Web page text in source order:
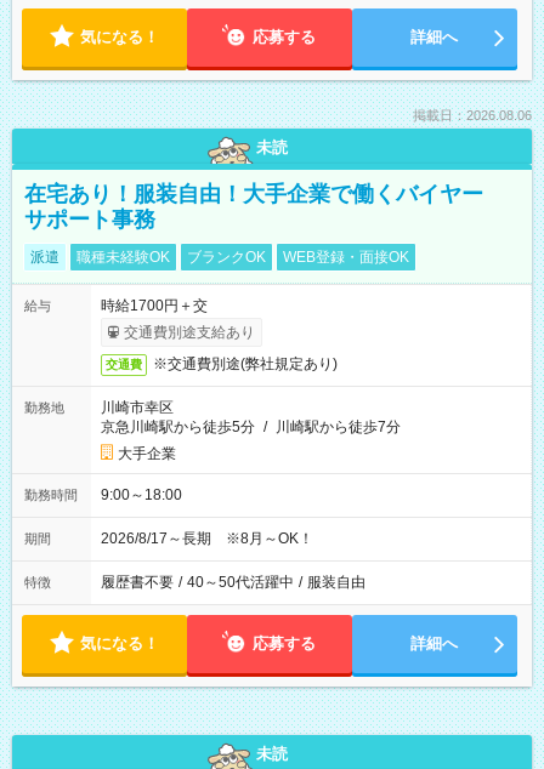
気になる！ 応募する 詳細へ
掲載日：2026.08.06
未読
在宅あり！服装自由！大手企業で働くバイヤー
サポート事務
派遣 職種未経験OK ブランクOK WEB登録・面接OK
給与
時給1700円＋交
交通費別途支給あり
交通費 ※交通費別途(弊社規定あり)
勤務地
川崎市幸区
京急川崎駅から徒歩5分 / 川崎駅から徒歩7分
大手企業
勤務時間 9:00～18:00
期間 2026/8/17～長期 ※8月～OK！
特徴 履歴書不要 / 40～50代活躍中 / 服装自由
気になる！ 応募する 詳細へ
未読